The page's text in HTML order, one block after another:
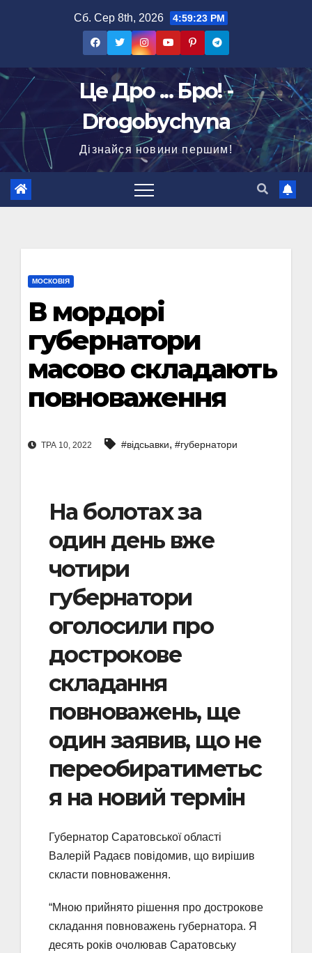
Сб. Сер 8th, 2026 4:59:24 PM
Це Дро ... Бро! -
Drogobychyna
Дізнайся новини першим!
МОСКОВІЯ
В мордорі
губернатори
масово складають
повноваження
ТРА 10, 2022 #відсьавки, #губернатори
На болотах за
один день вже
чотири
губернатори
оголосили про
дострокове
складання
повноважень, ще
один заявив, що не
переобиратиметьс
я на новий термін
Губернатор Саратовської області
Валерій Радаєв повідомив, що вирішив
скласти повноваження.
“Мною прийнято рішення про дострокове
складання повноважень губернатора. Я
десять років очолював Саратовську